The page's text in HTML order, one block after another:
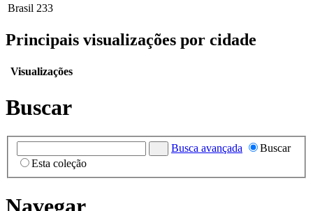
Brasil 233
Principais visualizações por cidade
Visualizações
Buscar
Busca avançada
Buscar
Esta coleção